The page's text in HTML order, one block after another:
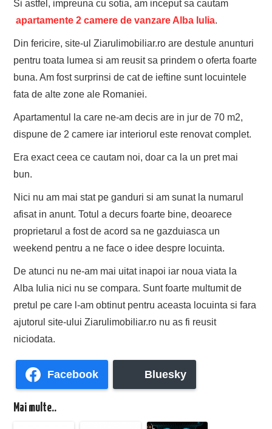
Si astfel, impreuna cu sotia, am inceput sa cautam
apartamente 2 camere de vanzare Alba Iulia.
Din fericire, site-ul Ziarulimobiliar.ro are destule anunturi
pentru toata lumea si am reusit sa prindem o oferta foarte
buna. Am fost surprinsi de cat de ieftine sunt locuintele
fata de alte zone ale Romaniei.
Apartamentul la care ne-am decis are in jur de 70 m2,
dispune de 2 camere iar interiorul este renovat complet.
Era exact ceea ce cautam noi, doar ca la un pret mai
bun.
Nici nu am mai stat pe ganduri si am sunat la numarul
afisat in anunt. Totul a decurs foarte bine, deoarece
proprietarul a fost de acord sa ne gazduiasca un
weekend pentru a ne face o idee despre locuinta.
De atunci nu ne-am mai uitat inapoi iar noua viata la
Alba Iulia nici nu se compara. Sunt foarte multumit de
pretul pe care l-am obtinut pentru aceasta locuinta si fara
ajutorul site-ului Ziarulimobiliar.ro nu as fi reusit
niciodata.
Facebook Bluesky
Mai multe..